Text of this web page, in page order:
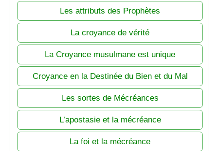
Les attributs des Prophètes
La croyance de vérité
La Croyance musulmane est unique
Croyance en la Destinée du Bien et du Mal
Les sortes de Mécréances
L’apostasie et la mécréance
La foi et la mécréance